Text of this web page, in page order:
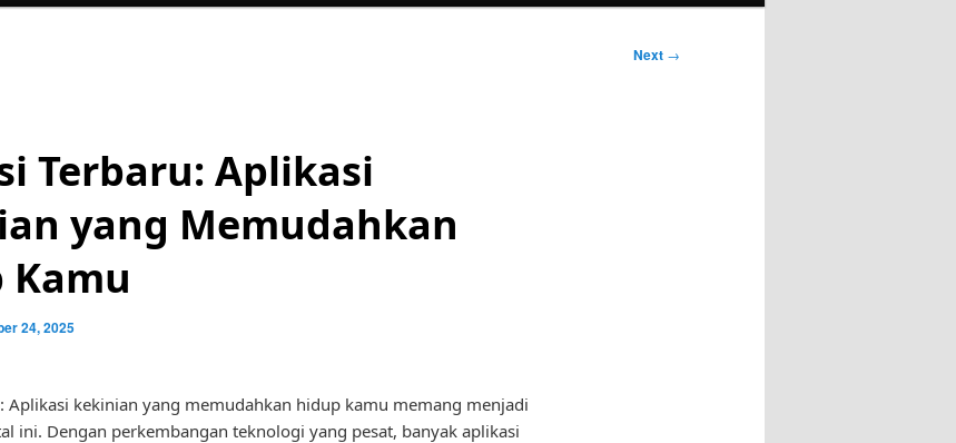
Next →
Terbaru: Aplikasi
yang Memudahkan
Kamu
24, 2025
Aplikasi kekinian yang memudahkan hidup kamu memang menjadi
ini. Dengan perkembangan teknologi yang pesat, banyak aplikasi